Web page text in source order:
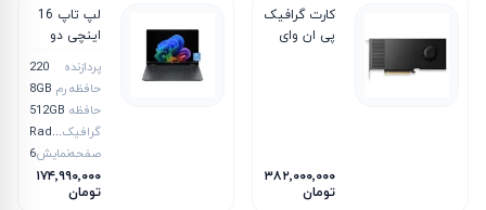
کارت گرافیک
پی‌ ان‌ وای
۳۸۲٬۰۰۰٬۰۰۰
تومان
لپ تاپ 16
اینچی دو
مدل
OmniBook
X Flip 16
BE0005CL
Ryzen 5-
220 8GB
512GB SSD
پردازنده
220
حافظه رم 8GB
حافظه 512GB
گرافیکRadeon 740M
صفحه‌نمایش
۱۷۴٬۹۹۰٬۰۰۰
تومان